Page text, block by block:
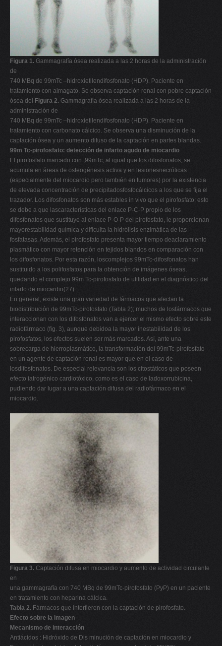
Figura 1. Gammagrafía ósea realizada a las 2 horas de la administración
de
740 MBq de 99mTc –hidroxietilendifosfonato (HDP). Paciente en
tratamiento con almagato. Se observa captación renal con pobre captación
ósea del
Figura 2. Gammagrafía ósea realizada a las 2 horas de la
administración de
740 MBq de 99mTc –hidroxietilendifosfonato (HDP). Paciente en
tratamiento con carbonato cálcico. Se observa una disminución de la
captación ósea y un aumento difuso de la captación en partes blandas.
99m Tc-pirofosfato: detección de infarto agudo de miocardio
El pirofosfato marcado con ,99mTc, al igual que los difosfonatos, se
acumula en áreas de osteogénesis activa y en lesionesnecróticas
(especialmente del miocardio pero también en tumores) por la existencia
de elevada concentración de precipitadosfosfocálcicos a los que se fija el
trazador. Los difosfonatos son más estables in vivo que el pirofosfato; esto
se debe a que lascaracterísticas del enlace P-C-P propio de los
difosfonatos que sustituye al enlace P-O-P del pirofosfato, le proporcionan
mayorestabilidad química y dificulta la hidrólisis enzimática de las
fosfatasas. Además, el pirofosfato presenta mayor tiempo deaclaramiento
plasmático con mayor retención en tejidos blandos en comparación con
los difosfonatos. Por esta razón, loscomplejos 99mTc-difosfonatos han
sustituido a los polifosfatos para la obtención de imágenes óseas,
quedando el complejo 99m Tc-pirofosfato de utilidad en el diagnóstico del
infarto de miocardio(27).
En general, existe una gran variedad de fármacos que afectan la
biodistribución de 99mTc-pirofosfato (Tabla 2); muchos de losfármacos que
interaccionan con los difosfonatos van a ejercer el mismo efecto sobre este
radiofármaco (fig. 3), aunque debidoa la mayor inestabilidad de los
pirofosfatos, los efectos suelen ser más marcados. Así, ante una
sobrecarga de hierroplasmático, la transformación del 99mTc-pirofosfato
en un agente de captación renal es mayor que en el caso de
losdifosfonatos. De especial relevancia son los citostáticos que poseen
efecto iatrogénico cardiotóxico, como es el caso de ladoxorrubicina,
pudiendo dar lugar a una captación difusa del radiofármaco en el
miocardio.
Figura 3. Captación difusa en miocardio y aumento de actividad circulante
en
una gammagrafía con 740 MBq de 99mTc-pirofosfato (PyP) en un paciente
en tratamiento con heparina cálcica.
Tabla 2. Fármacos que interfieren con la captación de pirofosfato.
Efecto sobre la imagen
Mecanismo de interacción
Antiácidos : Hidróxido de Dis minución de captación en miocardio y